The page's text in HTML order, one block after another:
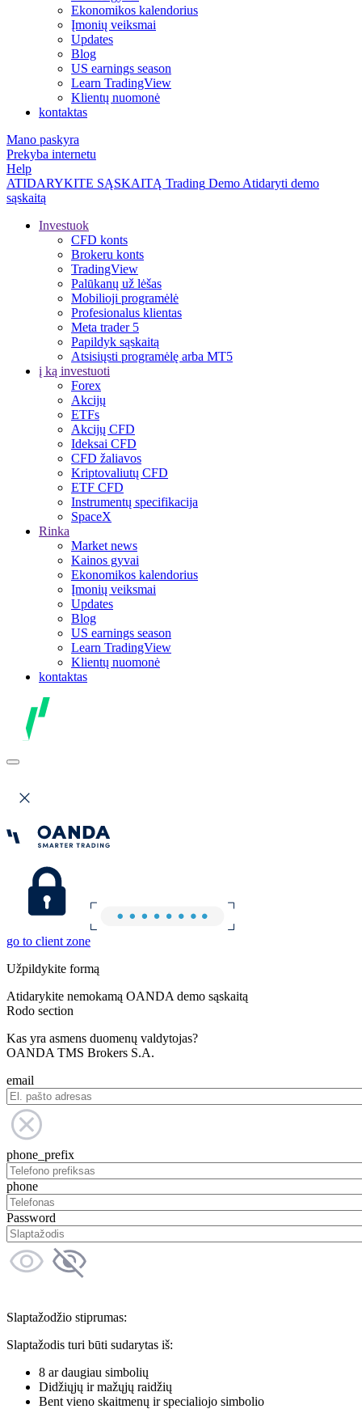
Ekonomikos kalendorius
Įmonių veiksmai
Updates
Blog
US earnings season
Learn TradingView
Klientų nuomonė
kontaktas
Mano paskyra
Prekyba internetu
Help
ATIDARYKITE SĄSKAITĄ Trading Demo Atidaryti demo
sąskaitą
Investuok
CFD konts
Brokeru konts
TradingView
Palūkanų už lėšas
Mobilioji programėlė
Profesionalus klientas
Meta trader 5
Papildyk sąskaitą
Atsisiųsti programėlę arba MT5
į ką investuoti
Forex
Akcijų
ETFs
Akcijų CFD
Ideksai CFD
CFD žaliavos
Kriptovaliutų CFD
ETF CFD
Instrumentų specifikacija
SpaceX
Rinka
Market news
Kainos gyvai
Ekonomikos kalendorius
Įmonių veiksmai
Updates
Blog
US earnings season
Learn TradingView
Klientų nuomonė
kontaktas
go to client zone
Užpildykite formą
Atidarykite nemokamą OANDA demo sąskaitą
Rodo section
Kas yra asmens duomenų valdytojas?
OANDA TMS Brokers S.A.
email
phone_prefix
phone
Password
Slaptažodžio stiprumas:
Slaptažodis turi būti sudarytas iš:
8 ar daugiau simbolių
Didžiųjų ir mažųjų raidžių
Bent vieno skaitmenų ir specialiojo simbolio